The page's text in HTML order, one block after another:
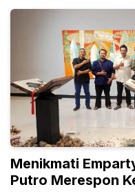
Menikmati
Putro Merespon